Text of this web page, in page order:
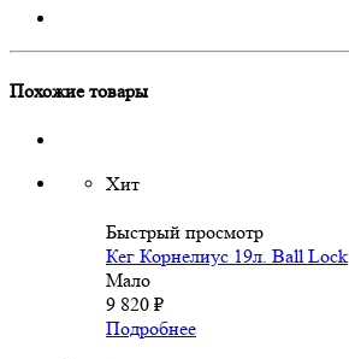
Похожие товары
Хит
Быстрый просмотр
Кег Корнелиус 19л. Ball Lock
Мало
9 820 ₽
Подробнее